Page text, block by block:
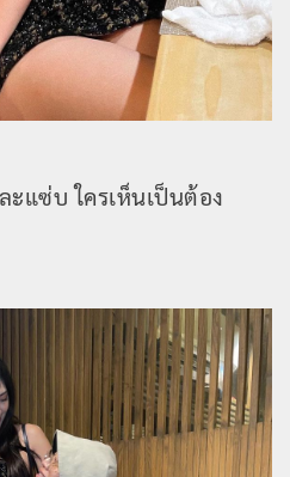
แซ่บ ใครเห็นเป็นต้อง